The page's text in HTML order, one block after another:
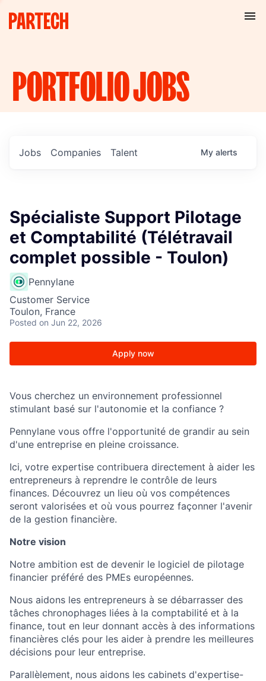
PORTFOLIOJOBS
Jobs Companies Talent My alerts
Spécialiste Support Pilotage
et Comptabilité (Télétravail
complet possible - Toulon)
Pennylane
Customer Service
Toulon, France
Posted on Jun 22, 2026
Apply now
Vous cherchez un environnement professionnel
stimulant basé sur l'autonomie et la confiance ?
Pennylane vous offre l'opportunité de grandir au sein
d'une entreprise en pleine croissance.
Ici, votre expertise contribuera directement à aider les
entrepreneurs à reprendre le contrôle de leurs
finances. Découvrez un lieu où vos compétences
seront valorisées et où vous pourrez façonner l'avenir
de la gestion financière.
Notre vision
Notre ambition est de devenir le logiciel de pilotage
financier préféré des PMEs européennes.
Nous aidons les entrepreneurs à se débarrasser des
tâches chronophages liées à la comptabilité et à la
finance, tout en leur donnant accès à des informations
financières clés pour les aider à prendre les meilleures
décisions pour leur entreprise.
Parallèlement, nous aidons les cabinets d'expertise-